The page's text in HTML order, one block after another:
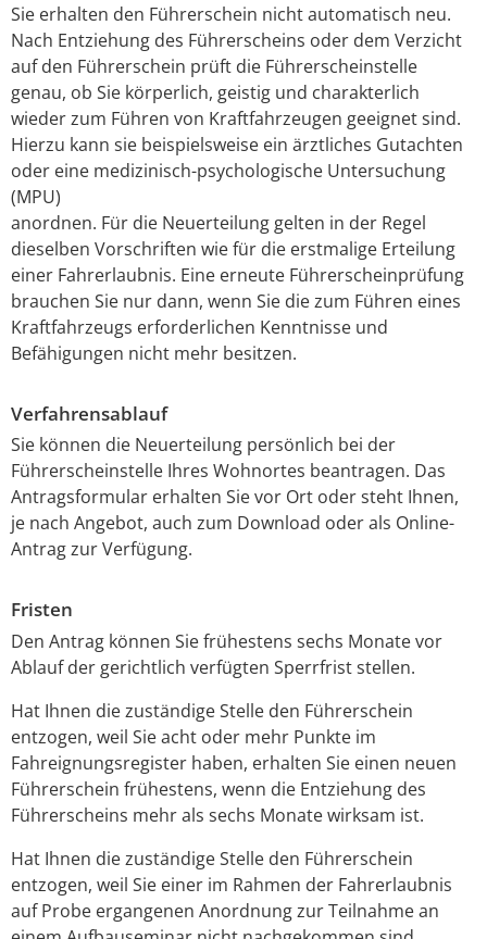
Sie erhalten den Führerschein nicht automatisch neu.
Nach Entziehung des Führerscheins oder dem Verzicht
auf den Führerschein prüft die Führerscheinstelle
genau, ob Sie körperlich, geistig und charakterlich
wieder zum Führen von Kraftfahrzeugen geeignet sind.
Hierzu kann sie beispielsweise ein ärztliches Gutachten
oder eine medizinisch-psychologische Untersuchung
(MPU)
anordnen. Für die Neuerteilung gelten in der Regel
dieselben Vorschriften wie für die erstmalige Erteilung
einer Fahrerlaubnis. Eine erneute Führerscheinprüfung
brauchen Sie nur dann, wenn Sie die zum Führen eines
Kraftfahrzeugs erforderlichen Kenntnisse und
Befähigungen nicht mehr besitzen.
Verfahrensablauf
Sie können die Neuerteilung persönlich bei der
Führerscheinstelle Ihres Wohnortes beantragen. Das
Antragsformular erhalten Sie vor Ort oder steht Ihnen,
je nach Angebot, auch zum Download oder als Online-
Antrag zur Verfügung.
Fristen
Den Antrag können Sie frühestens sechs Monate vor
Ablauf der gerichtlich verfügten Sperrfrist stellen.
Hat Ihnen die zuständige Stelle den Führerschein
entzogen, weil Sie acht oder mehr Punkte im
Fahreignungsregister haben, erhalten Sie einen neuen
Führerschein frühestens, wenn die Entziehung des
Führerscheins mehr als sechs Monate wirksam ist.
Hat Ihnen die zuständige Stelle den Führerschein
entzogen, weil Sie einer im Rahmen der Fahrerlaubnis
auf Probe ergangenen Anordnung zur Teilnahme an